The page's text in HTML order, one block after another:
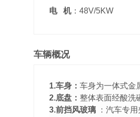
电 机：48V/5KW
车辆概况
1.车身： 车身为一体式金
2.底盘： 整体表面经酸洗
3.前挡风玻璃
：汽车专